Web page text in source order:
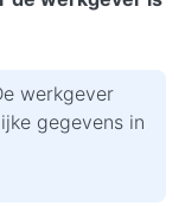
werkgever
gegevens in